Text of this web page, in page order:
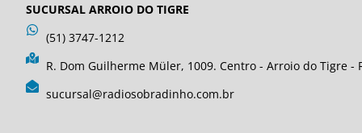
SUCURSAL ARROIO DO TIGRE
(51) 3747-1212
R. Dom Guilherme Müler, 1009. Centro - Arroio do Tigre -
sucursal@radiosobradinho.com.br